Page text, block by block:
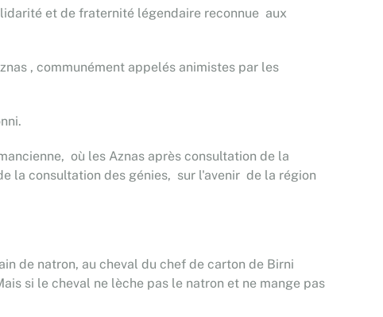
et de fraternité légendaire reconnue aux
, communément appelés animistes par les
où les Aznas après consultation de la
la consultation des génies, sur l'avenir de la région
de natron, au cheval du chef de carton de Birni
si le cheval ne lèche pas le natron et ne mange pas